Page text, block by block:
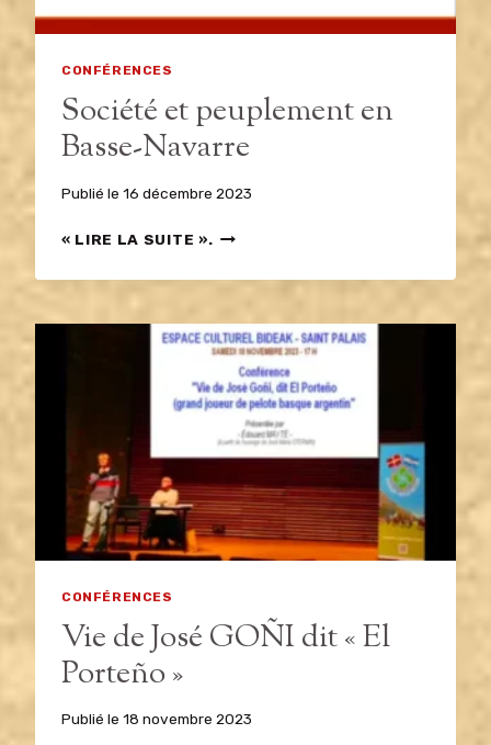
CONFÉRENCES
Société et peuplement en
Basse-Navarre
Publié le 16 décembre 2023
« LIRE LA SUITE ». SOCIÉTÉ
PEUPLEMENT
BASSE-
NAVARRE
CONFÉRENCES
Vie de José GOÑI dit « El
Porteño »
Publié le 18 novembre 2023